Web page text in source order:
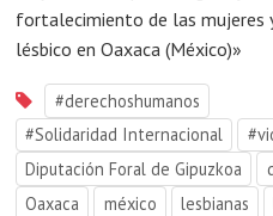
fortalecimiento de las mujeres
lésbico en Oaxaca (México)»
#derechoshumanos
#Solidaridad Internacional
Diputación Foral de Gipuzkoa
Oaxaca
méxico lesbianas